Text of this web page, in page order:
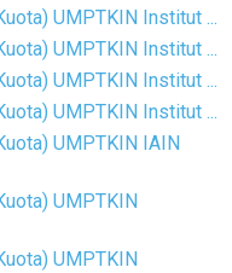
UMPTKIN Institut ...
UMPTKIN Institut ...
UMPTKIN Institut ...
UMPTKIN Institut ...
UMPTKIN IAIN
UMPTKIN
UMPTKIN